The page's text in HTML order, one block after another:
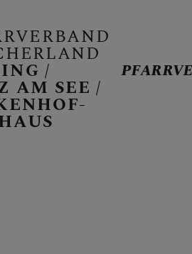
/
AM SEE /